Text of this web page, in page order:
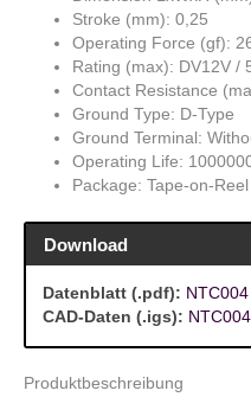
Stroke (mm): 0,25
Operating Force (gf):
Rating (max): DV12V /
Contact Resistance
Ground Type: D-Type
Ground Terminal:
Operating Life:
Package: Tape-on-Reel
Download
Datenblatt (.pdf): NTC004
CAD-Daten (.igs): NTC004
Produktbeschreibung